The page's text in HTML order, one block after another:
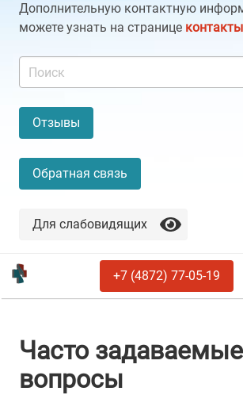
Дополнительную контактную
можете узнать на странице контакты
Отзывы
Обратная связь
Для слабовидящих
+7 (4872) 77-05-19
Часто задаваемые
вопросы